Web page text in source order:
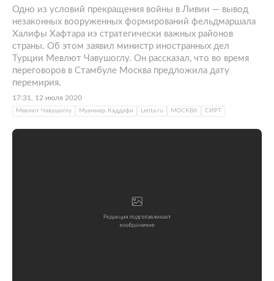
Одно из условий прекращения войны в Ливии — вывод
незаконных вооруженных формирований фельдмаршала
Халифы Хафтара из стратегически важных районов
страны. Об этом заявил министр иностранных дел
Турции Мевлют Чавушоглу. Он рассказал, что во время
переговоров в Стамбуле Москва предложила дату
перемирия.
17:31, 12 июля 2020
Мевлют Чавушоглу Муаммар Каддафи Lenta.ru МОСКВА СИРТ